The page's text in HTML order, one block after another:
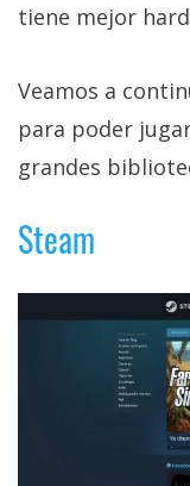
El medio de
encontrarás
todas las
noticias sobre
tecnología,
apps,
informática,
trucos y
tiene mejor
Veamos a
para poder
grandes
Steam